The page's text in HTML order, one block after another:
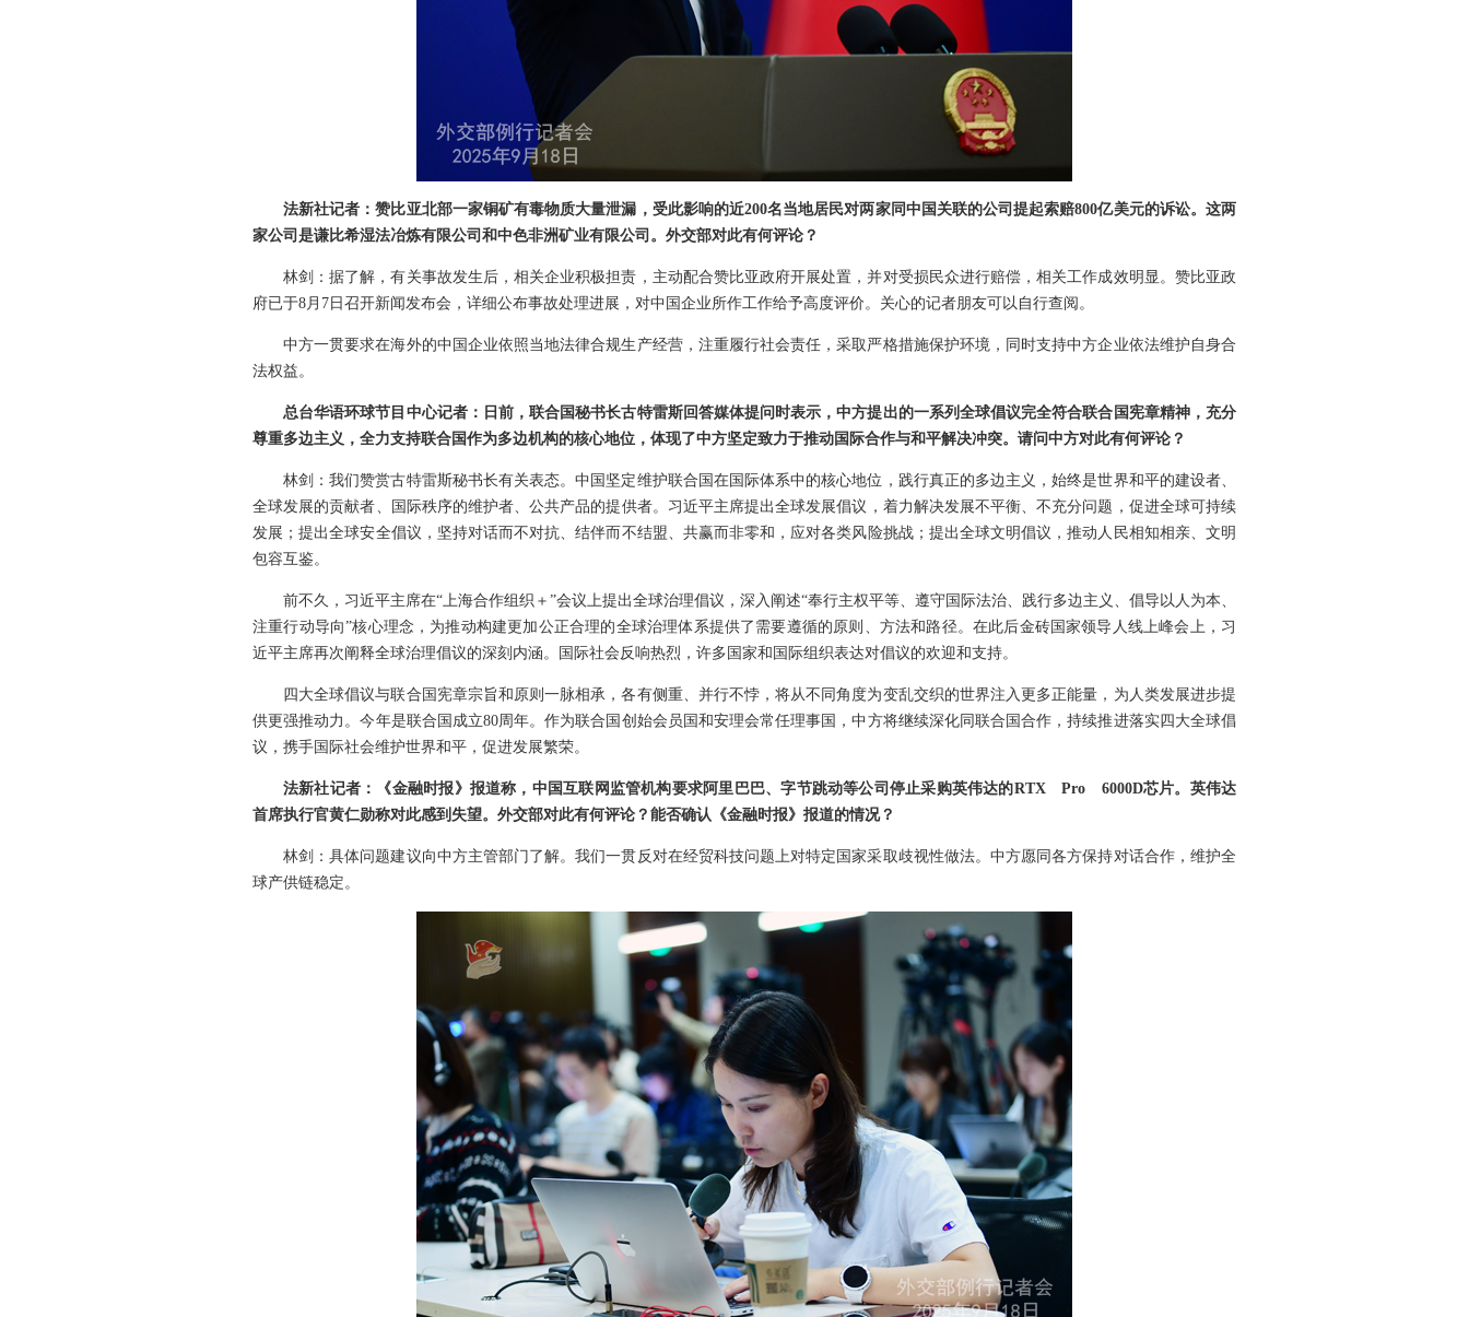
法新社记者：赞比亚北部一家铜矿有毒物质大量泄漏，受此影响的近200名当地居民对两家同中国关联的公司提起索赔800亿美元的诉讼。这两
家公司是谦比希湿法冶炼有限公司和中色非洲矿业有限公司。外交部对此有何评论？
林剑：据了解，有关事故发生后，相关企业积极担责，主动配合赞比亚政府开展处置，并对受损民众进行赔偿，相关工作成效明显。赞比亚政
府已于8月7日召开新闻发布会，详细公布事故处理进展，对中国企业所作工作给予高度评价。关心的记者朋友可以自行查阅。
中方一贯要求在海外的中国企业依照当地法律合规生产经营，注重履行社会责任，采取严格措施保护环境，同时支持中方企业依法维护自身合
法权益。
总台华语环球节目中心记者：日前，联合国秘书长古特雷斯回答媒体提问时表示，中方提出的一系列全球倡议完全符合联合国宪章精神，充分
尊重多边主义，全力支持联合国作为多边机构的核心地位，体现了中方坚定致力于推动国际合作与和平解决冲突。请问中方对此有何评论？
林剑：我们赞赏古特雷斯秘书长有关表态。中国坚定维护联合国在国际体系中的核心地位，践行真正的多边主义，始终是世界和平的建设者、
全球发展的贡献者、国际秩序的维护者、公共产品的提供者。习近平主席提出全球发展倡议，着力解决发展不平衡、不充分问题，促进全球可持续
发展；提出全球安全倡议，坚持对话而不对抗、结伴而不结盟、共赢而非零和，应对各类风险挑战；提出全球文明倡议，推动人民相知相亲、文明
包容互鉴。
前不久，习近平主席在“上海合作组织＋”会议上提出全球治理倡议，深入阐述“奉行主权平等、遵守国际法治、践行多边主义、倡导以人为本、
注重行动导向”核心理念，为推动构建更加公正合理的全球治理体系提供了需要遵循的原则、方法和路径。在此后金砖国家领导人线上峰会上，习
近平主席再次阐释全球治理倡议的深刻内涵。国际社会反响热烈，许多国家和国际组织表达对倡议的欢迎和支持。
四大全球倡议与联合国宪章宗旨和原则一脉相承，各有侧重、并行不悖，将从不同角度为变乱交织的世界注入更多正能量，为人类发展进步提
供更强推动力。今年是联合国成立80周年。作为联合国创始会员国和安理会常任理事国，中方将继续深化同联合国合作，持续推进落实四大全球倡
议，携手国际社会维护世界和平，促进发展繁荣。
法新社记者：《金融时报》报道称，中国互联网监管机构要求阿里巴巴、字节跳动等公司停止采购英伟达的RTX Pro 6000D芯片。英伟达
首席执行官黄仁勋称对此感到失望。外交部对此有何评论？能否确认《金融时报》报道的情况？
林剑：具体问题建议向中方主管部门了解。我们一贯反对在经贸科技问题上对特定国家采取歧视性做法。中方愿同各方保持对话合作，维护全
球产供链稳定。